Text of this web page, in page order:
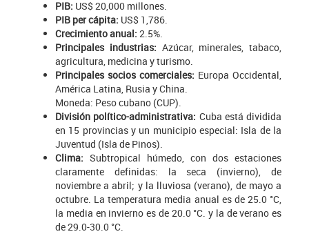
PIB: US$ 20,000 millones.
PIB per cápita: US$ 1,786.
Crecimiento anual: 2.5%.
Principales industrias: Azúcar, minerales, tabaco,
agricultura, medicina y turismo.
Principales socios comerciales: Europa Occidental,
América Latina, Rusia y China.
Moneda: Peso cubano (CUP).
División político-administrativa: Cuba está dividida
en 15 provincias y un municipio especial: Isla de la
Juventud (Isla de Pinos).
Clima: Subtropical húmedo, con dos estaciones
claramente definidas: la seca (invierno), de
noviembre a abril; y la lluviosa (verano), de mayo a
octubre. La temperatura media anual es de 25.0 °C,
la media en invierno es de 20.0 °C. y la de verano es
de 29.0-30.0 °C.